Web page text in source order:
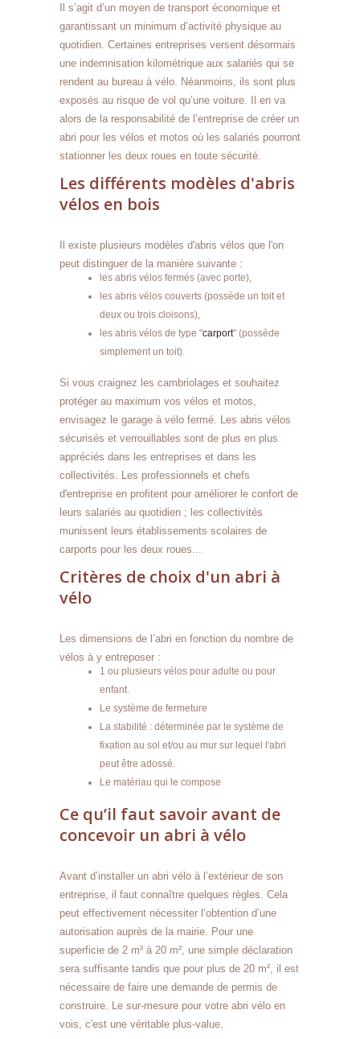
Il s’agit d’un moyen de transport économique et
garantissant un minimum d’activité physique au
quotidien. Certaines entreprises versent désormais
une indemnisation kilométrique aux salariés qui se
rendent au bureau à vélo. Néanmoins, ils sont plus
exposés au risque de vol qu’une voiture. Il en va
alors de la responsabilité de l’entreprise de créer un
abri pour les vélos et motos où les salariés pourront
stationner les deux roues en toute sécurité.
Les différents modèles d'abris
vélos en bois
Il existe plusieurs modèles d'abris vélos que l'on
peut distinguer de la manière suivante :
les abris vélos fermés (avec porte),
les abris vélos couverts (possède un toit et
deux ou trois cloisons),
les abris vélos de type "carport" (possède
simplement un toit).
Si vous craignez les cambriolages et souhaitez
protéger au maximum vos vélos et motos,
envisagez le garage à vélo fermé. Les abris vélos
sécurisés et verrouillables sont de plus en plus
appréciés dans les entreprises et dans les
collectivités. Les professionnels et chefs
d'entreprise en profitent pour améliorer le confort de
leurs salariés au quotidien ; les collectivités
munissent leurs établissements scolaires de
carports pour les deux roues...
Critères de choix d'un abri à
vélo
Les dimensions de l’abri en fonction du nombre de
vélos à y entreposer :
1 ou plusieurs vélos pour adulte ou pour
enfant.
Le système de fermeture
La stabilité : déterminée par le système de
fixation au sol et/ou au mur sur lequel l'abri
peut être adossé.
Le matériau qui le compose
Ce qu’il faut savoir avant de
concevoir un abri à vélo
Avant d’installer un abri vélo à l’extérieur de son
entreprise, il faut connaître quelques règles. Cela
peut effectivement nécessiter l’obtention d’une
autorisation auprès de la mairie. Pour une
superficie de 2 m² à 20 m², une simple déclaration
sera suffisante tandis que pour plus de 20 m², il est
nécessaire de faire une demande de permis de
construire. Le sur-mesure pour votre abri vélo en
vois, c'est une véritable plus-value.